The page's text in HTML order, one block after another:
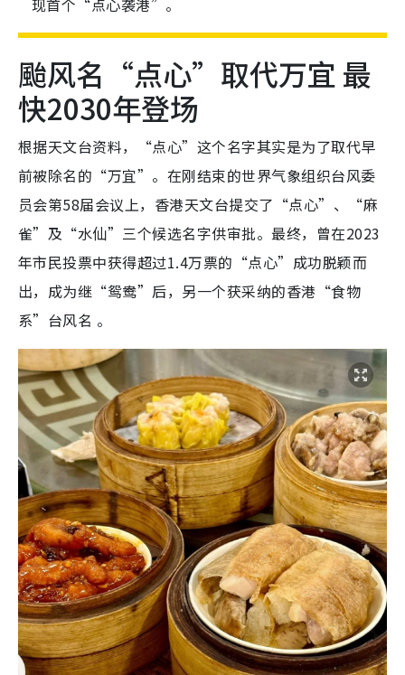
现首个“点心袭港”。
颱风名“点心”取代万宜 最
快2030年登场
根据天文台资料，“点心”这个名字其实是为了取代早
前被除名的“万宜”。在刚结束的世界气象组织台风委
员会第58届会议上，香港天文台提交了“点心”、“麻
雀”及“水仙”三个候选名字供审批。最终，曾在2023
年市民投票中获得超过1.4万票的“点心”成功脱颖而
出，成为继“鸳鸯”后，另一个获采纳的香港“食物
系”台风名 。